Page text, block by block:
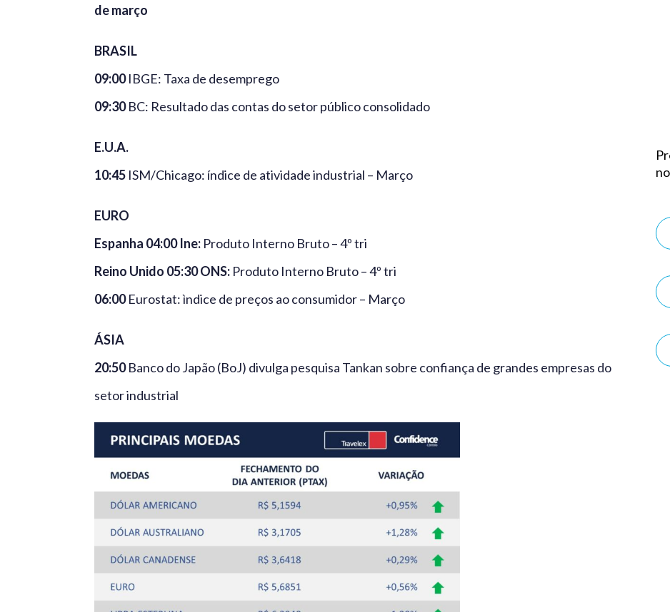
de março
BRASIL
09:00IBGE: Taxa de desemprego
09:30BC: Resultado das contas do setor público consolidado
E.U.A.
10:45 ISM/Chicago: índice de atividade industrial – Março
EURO
Espanha 04:00 Ine: Produto Interno Bruto – 4º tri
Reino Unido 05:30 ONS: Produto Interno Bruto – 4º tri
06:00Eurostat: ìndice de preços ao consumidor – Março
ÁSIA
20:50Banco do Japão (BoJ) divulga pesquisa Tankan sobre confiança de grandes empresas do
setor industrial